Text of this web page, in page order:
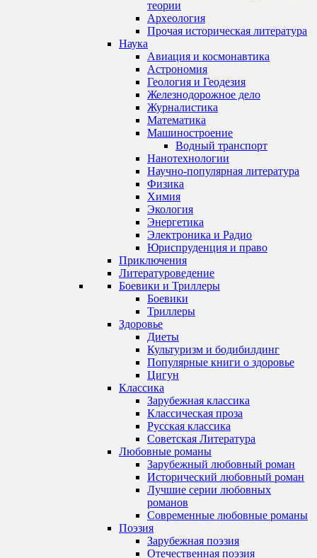
теории
Археология
Прочая историческая литература
Наука
Авиация и космонавтика
Астрономия
Геология и Геодезия
Железнодорожное дело
Журналистика
Математика
Машиностроение
Водный транспорт
Нанотехнологии
Научно-популярная литература
Физика
Химия
Экология
Энергетика
Электроника и Радио
Юриспруденция и право
Приключения
Литературоведение
Боевики и Триллеры
Боевики
Триллеры
Здоровье
Диеты
Культуризм и бодибилдинг
Популярные книги о здоровье
Цигун
Классика
Зарубежная классика
Классическая проза
Русская классика
Советская Литература
Любовные романы
Зарубежный любовный роман
Исторический любовный роман
Лучшие серии любовных
романов
Современные любовные романы
Поэзия
Зарубежная поэзия
Отечественная поэзия